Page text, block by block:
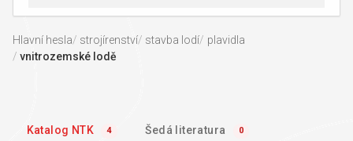
Hlavní hesla strojírenství stavba lodí
plavidla
vnitrozemské lodě
Katalog NTK 4 Šedá literatura 0